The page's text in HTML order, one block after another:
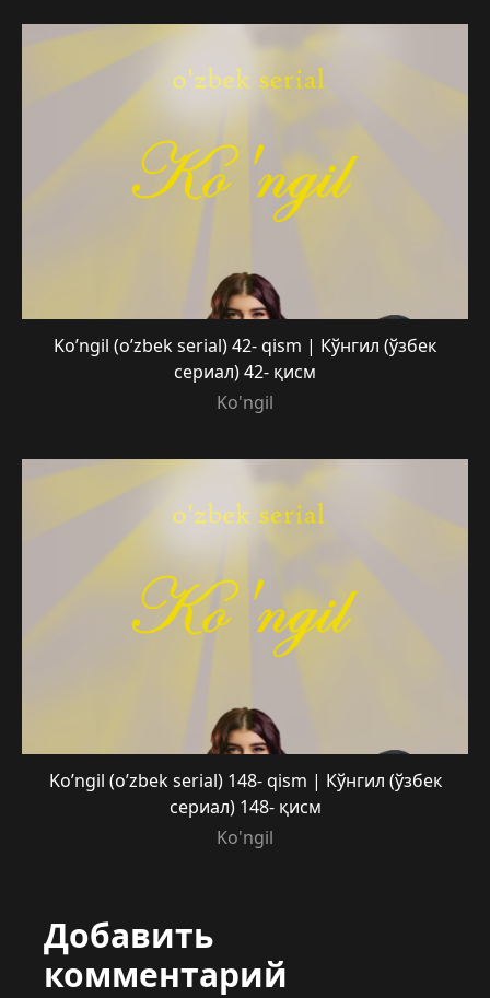
Ko’ngil (o’zbek serial) 42- qism | Кўнгил (ўзбек
сериал) 42- қисм
Ko'ngil
Ko’ngil (o’zbek serial) 148- qism | Кўнгил (ўзбек
сериал) 148- қисм
Ko'ngil
Добавить
комментарий